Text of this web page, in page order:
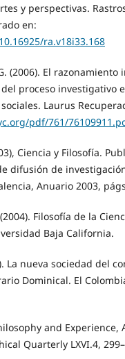
y perspectivas.
en:
ra.v18i33.168
(2006). El razonamiento
proceso investigativo
Laurus
pdf/761/
Ciencia y Filosofía.
difusión de
Anuario 2003,
Filosofía de la
Baja California.
La nueva sociedad del
Dominical. El
and Experience,
Quarterly LXVI.4,